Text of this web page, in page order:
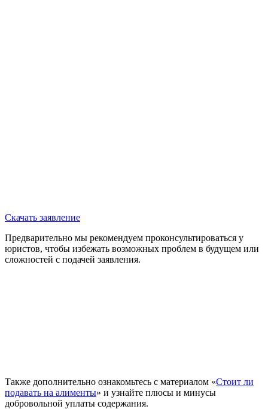
Скачать заявление
Предварительно мы рекомендуем проконсультироваться у
юристов, чтобы избежать возможных проблем в будущем или
сложностей с подачей заявления.
Также дополнительно ознакомьтесь с материалом «Стоит ли
подавать на алименты» и узнайте плюсы и минусы
добровольной уплаты содержания.